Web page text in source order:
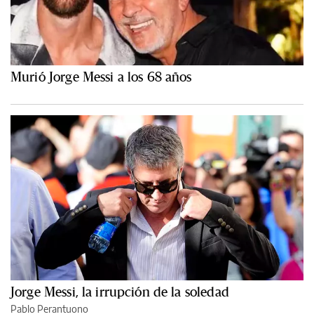
Murió Jorge Messi a los 68 años
Jorge Messi, la irrupción de la soledad
Pablo Perantuono